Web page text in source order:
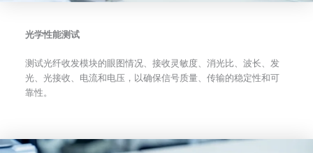
光学性能测试
测试光纤收发模块的眼图情况、接收灵敏度、消光比、波长、发
光、光接收、电流和电压，以确保信号质量、传输的稳定性和可
靠性。